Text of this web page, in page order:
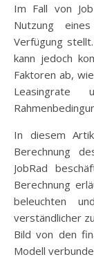
Im Fall von
Nutzung
Verfügung
kann jedoch
Faktoren ab,
Leasingrate
In diesem
Berechnung
JobRad
Berechnung
beleuchten
verständlicher
Bild von den
Modell